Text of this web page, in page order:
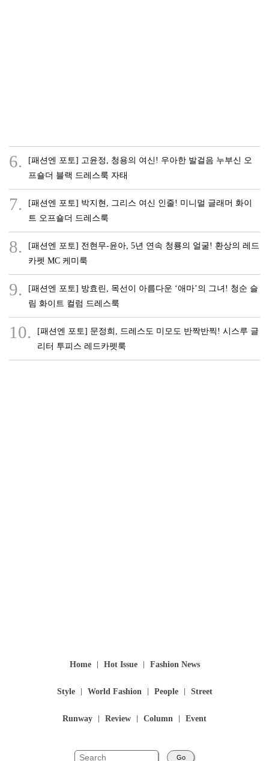
6.
[패션엔 포토] 고윤정, 청용의 여신! 우아한 발걸음 누부신 오
프숄더 블랙 드레스룩 자태
7.
[패션엔 포토] 박지현, 그리스 여신 인줄! 미니멀 글래머 화이
트 오프숄더 드레스룩
8.
[패션엔 포토] 전현무-윤아, 5년 연속 청룡의 얼굴! 환상의 레드
카펫 MC 케미룩
9.
[패션엔 포토] 방효린, 목선이 아름다운 ‘애마’의 그녀! 청순 슬
림 화이트 컬럼 드레스룩
10.
[패션엔 포토] 문정희, 드레스도 미모도 반짝반찍! 시스루 글
리터 투피스 레드카펫룩
Home Hot Issue Fashion News
Style World Fashion People Street
Runway Review Column Event
Go